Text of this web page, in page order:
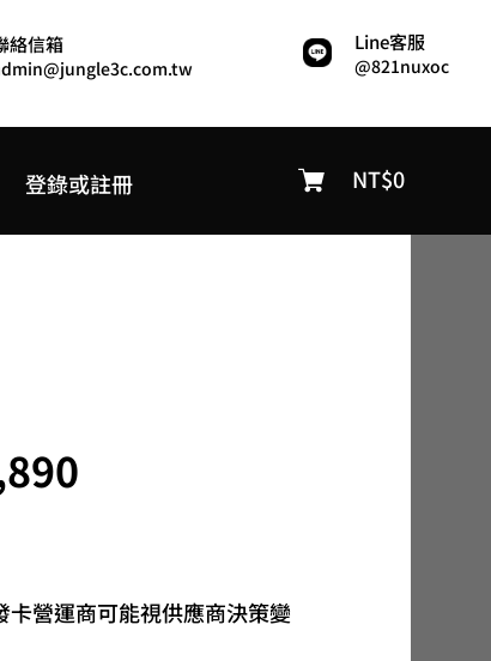
絡信箱 Line客服
@821nuxoc
登錄或註冊 NT$0
價
NT$61
到
營運商可能視供應商決策變